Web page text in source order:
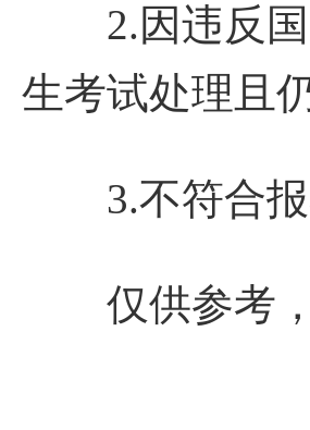
2.因违反国
生考试处理且
3.不符合报
仅供参考，